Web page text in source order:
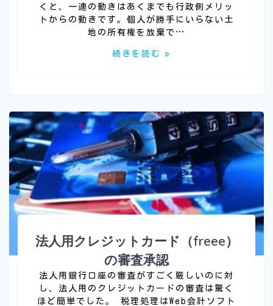
くと、一連の動きはあくまでも行政側メリッ
トからの動きです。個人が勝手にいらない土
地の所有権を放棄で…
続きを読む
法人用クレジットカード（freee）
の審査承認
法人用銀行口座の審査がすごく厳しいのに対
し、法人用のクレジットカードの審査は驚く
ほど簡単でした。 税理処理はWeb会計ソフト